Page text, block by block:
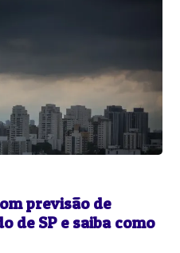
previsão de
de SP e saiba como